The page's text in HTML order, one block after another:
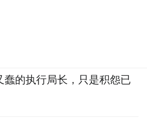
蠢的执行局长，只是积怨已